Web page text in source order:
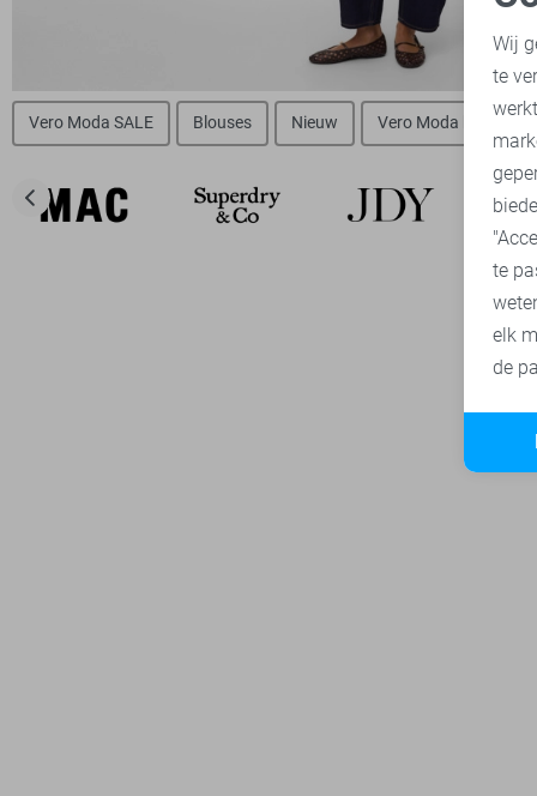
Vero Moda SALE Blouses Nieuw Vero Moda broeken
Wij
te
te
elk
de